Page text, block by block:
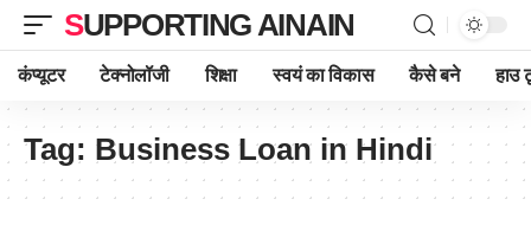
SUPPORTING AINAIN
कंप्यूटर टेक्नोलॉजी शिक्षा स्वयं का विकास कैसे बने हाउ
Tag: Business Loan in Hindi